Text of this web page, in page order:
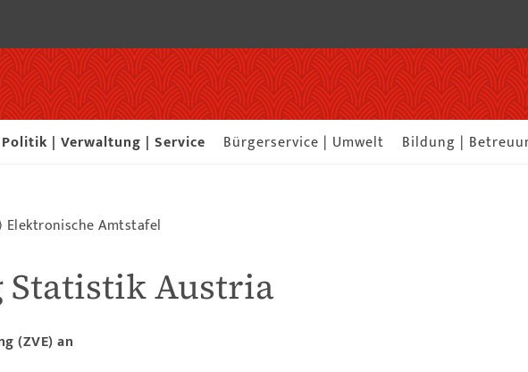
Politik | Verwaltung | Service Bürgerservice | Umwelt Bildung |
Elektronische Amtstafel
Statistik Austria
(ZVE) an